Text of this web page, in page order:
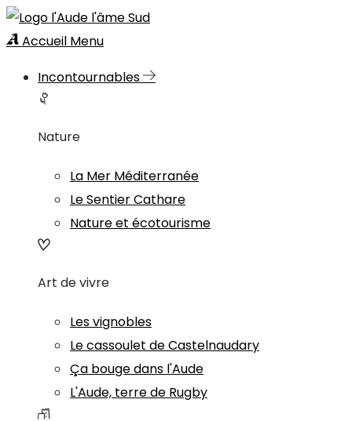
Accueil Menu
Incontournables
Nature
La Mer Méditerranée
Le Sentier Cathare
Nature et écotourisme
Art de vivre
Les vignobles
Le cassoulet de Castelnaudary
Ça bouge dans l'Aude
L'Aude, terre de Rugby